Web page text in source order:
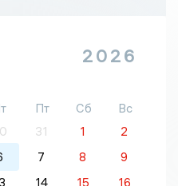
2026
Пт Сб
Вс
31 1
2
7 8
9
14 15 16